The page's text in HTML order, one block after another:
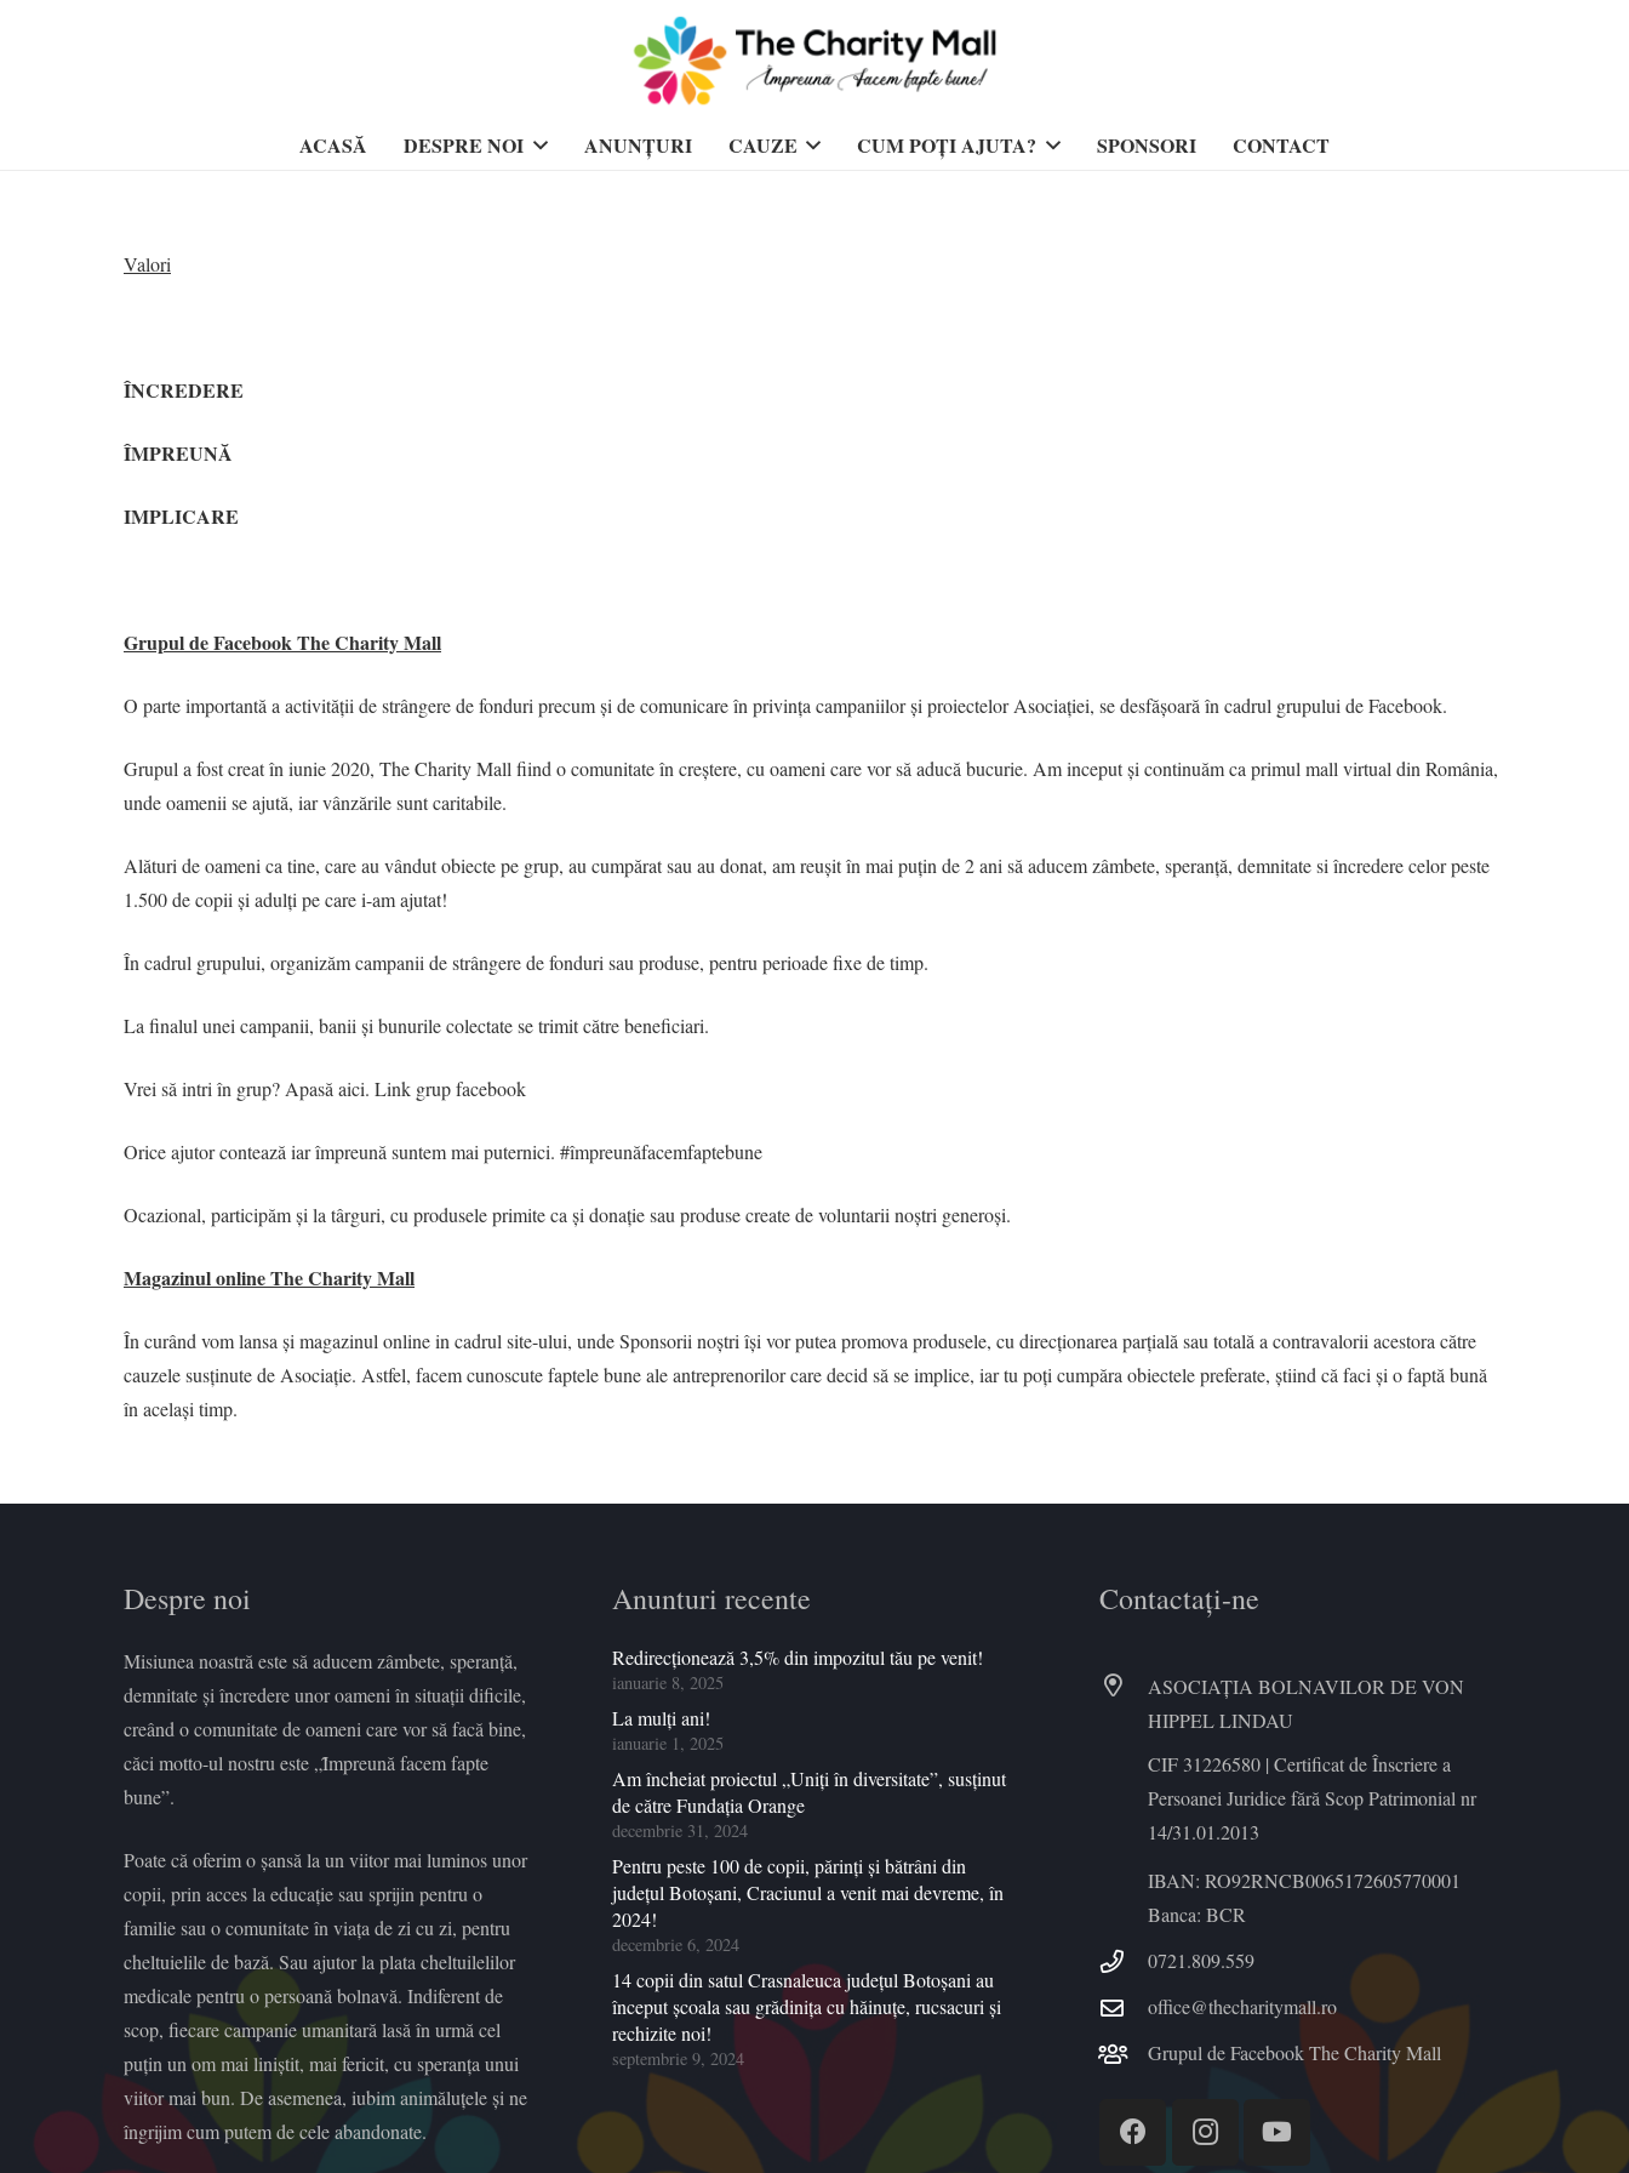
ACASĂ DESPRE NOI ANUNȚURI CAUZE CUM POȚI AJUTA? SPONSORI CONTACT
Valori
ÎNCREDERE
ÎMPREUNĂ
IMPLICARE
Grupul de Facebook The Charity Mall
O parte importantă a activității de strângere de fonduri precum și de comunicare în privința campaniilor și proiectelor Asociației, se desfășoară în cadrul grupului de Facebook.
Grupul a fost creat în iunie 2020, The Charity Mall fiind o comunitate în creștere, cu oameni care vor să aducă bucurie. Am inceput și continuăm ca primul mall virtual din România,
unde oamenii se ajută, iar vânzările sunt caritabile.
Alături de oameni ca tine, care au vândut obiecte pe grup, au cumpărat sau au donat, am reușit în mai puțin de 2 ani să aducem zâmbete, speranță, demnitate si încredere celor peste
1.500 de copii și adulți pe care i-am ajutat!
În cadrul grupului, organizăm campanii de strângere de fonduri sau produse, pentru perioade fixe de timp.
La finalul unei campanii, banii și bunurile colectate se trimit către beneficiari.
Vrei să intri în grup? Apasă aici. Link grup facebook
Orice ajutor contează iar împreună suntem mai puternici. #împreunăfacemfaptebune
Ocazional, participăm și la târguri, cu produsele primite ca și donație sau produse create de voluntarii noștri generoși.
Magazinul online The Charity Mall
În curând vom lansa și magazinul online in cadrul site-ului, unde Sponsorii noștri își vor putea promova produsele, cu direcționarea parțială sau totală a contravalorii acestora către
cauzele susținute de Asociație. Astfel, facem cunoscute faptele bune ale antreprenorilor care decid să se implice, iar tu poți cumpăra obiectele preferate, știind că faci și o faptă bună
în același timp.
Despre noi
Misiunea noastră este să aducem zâmbete, speranță,
demnitate şi încredere unor oameni în situații dificile,
creând o comunitate de oameni care vor să facă bine,
căci motto-ul nostru este „Ȋmpreună facem fapte
bune”.
Poate că oferim o șansă la un viitor mai luminos unor
copii, prin acces la educație sau sprijin pentru o
familie sau o comunitate în viața de zi cu zi, pentru
cheltuielile de bază. Sau ajutor la plata cheltuilelilor
medicale pentru o persoană bolnavă. Indiferent de
scop, fiecare campanie umanitară lasă în urmă cel
puțin un om mai liniștit, mai fericit, cu speranța unui
viitor mai bun. De asemenea, iubim animăluţele şi ne
îngrijim cum putem de cele abandonate.
Anunturi recente
Redirecționează 3,5% din impozitul tău pe venit!
ianuarie 8, 2025
La mulți ani!
ianuarie 1, 2025
Am încheiat proiectul „Uniți în diversitate”, susținut
de către Fundația Orange
decembrie 31, 2024
Pentru peste 100 de copii, părinți și bătrâni din
județul Botoșani, Craciunul a venit mai devreme, în
2024!
decembrie 6, 2024
14 copii din satul Crasnaleuca județul Botoșani au
început școala sau grădinița cu hăinuțe, rucsacuri și
rechizite noi!
septembrie 9, 2024
Contactați-ne
ASOCIAȚIA BOLNAVILOR DE VON
HIPPEL LINDAU
CIF 31226580 | Certificat de Înscriere a
Persoanei Juridice fără Scop Patrimonial nr
14/31.01.2013
IBAN: RO92RNCB0065172605770001
Banca: BCR
0721.809.559
office@thecharitymall.ro
Grupul de Facebook The Charity Mall